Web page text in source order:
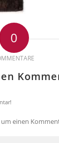
0
einen